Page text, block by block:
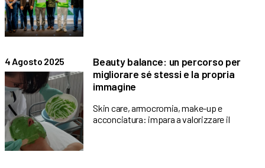
4 Agosto 2025
Beauty balance: un percorso per
migliorare sé stessi e la propria
immagine
Skin care, armocromia, make-up e
acconciatura: impara a valorizzare il